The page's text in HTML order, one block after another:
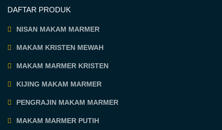
DAFTAR PRODUK
NISAN MAKAM MARMER
MAKAM KRISTEN MEWAH
MAKAM MARMER KRISTEN
KIJING MAKAM MARMER
PENGRAJIN MAKAM MARMER
MAKAM MARMER PUTIH